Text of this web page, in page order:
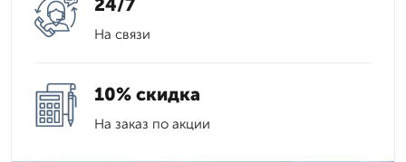
24/7
На связи
10% скидка
На заказ по акции